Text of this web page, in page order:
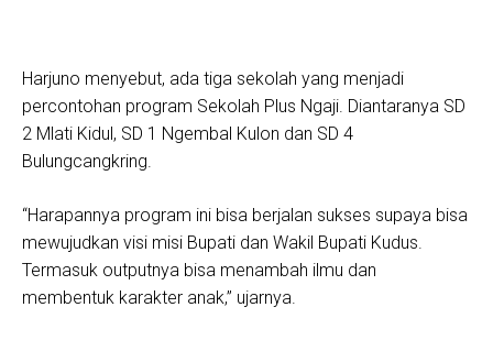
Harjuno menyebut, ada tiga sekolah yang menjadi
percontohan program Sekolah Plus Ngaji. Diantaranya SD
2 Mlati Kidul, SD 1 Ngembal Kulon dan SD 4
Bulungcangkring.
“Harapannya program ini bisa berjalan sukses supaya bisa
mewujudkan visi misi Bupati dan Wakil Bupati Kudus.
Termasuk outputnya bisa menambah ilmu dan
membentuk karakter anak,” ujarnya.